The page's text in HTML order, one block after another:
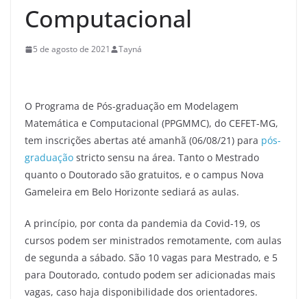
Computacional
5 de agosto de 2021 Tayná
O Programa de Pós-graduação em Modelagem
Matemática e Computacional (PPGMMC), do CEFET-MG,
tem inscrições abertas até amanhã (06/08/21) para pós-
graduação stricto sensu na área. Tanto o Mestrado
quanto o Doutorado são gratuitos, e o campus Nova
Gameleira em Belo Horizonte sediará as aulas.
A princípio, por conta da pandemia da Covid-19, os
cursos podem ser ministrados remotamente, com aulas
de segunda a sábado. São 10 vagas para Mestrado, e 5
para Doutorado, contudo podem ser adicionadas mais
vagas, caso haja disponibilidade dos orientadores.